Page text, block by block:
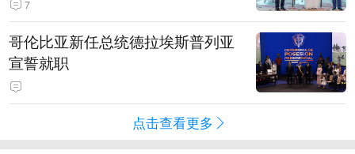
7
哥伦比亚新任总统德拉埃斯普列亚
宣誓就职
点击查看更多